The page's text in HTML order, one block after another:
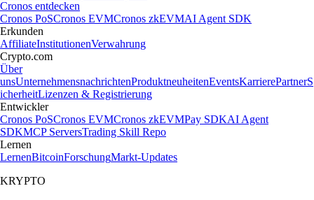
Cronos entdecken
Cronos PoSCronos EVMCronos zkEVMAI Agent SDK
Erkunden
AffiliateInstitutionenVerwahrung
Crypto.com
Über
unsUnternehmensnachrichtenProduktneuheitenEventsKarrierePartnerS
icherheitLizenzen & Registrierung
Entwickler
Cronos PoSCronos EVMCronos zkEVMPay SDKAI Agent
SDKMCP ServersTrading Skill Repo
Lernen
LernenBitcoinForschungMarkt-Updates
KRYPTO